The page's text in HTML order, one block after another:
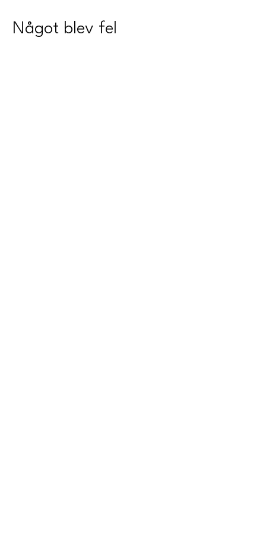
Något blev fel